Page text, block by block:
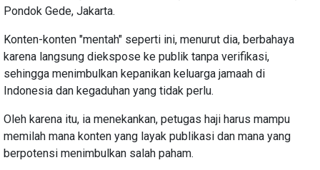
Pondok Gede, Jakarta.
Konten-konten "mentah" seperti ini, menurut dia, berbahaya
karena langsung diekspose ke publik tanpa verifikasi,
sehingga menimbulkan kepanikan keluarga jamaah di
Indonesia dan kegaduhan yang tidak perlu.
Oleh karena itu, ia menekankan, petugas haji harus mampu
memilah mana konten yang layak publikasi dan mana yang
berpotensi menimbulkan salah paham.